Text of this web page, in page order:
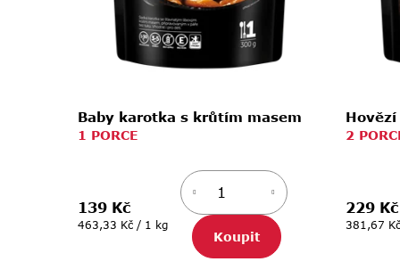
Baby karotka s krůtím masem
1 PORCE
139 Kč
Měrná
463,33 Kč / 1 kg
Koupit
2
229 Kč
Měrná
381,67